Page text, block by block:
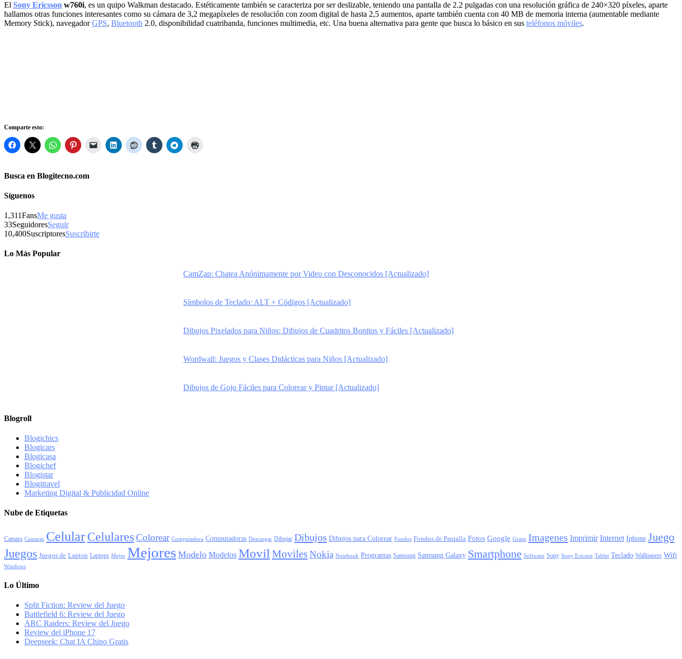
El Sony Ericsson w760i, es un quipo Walkman destacado. Estéticamente también se caracteriza por ser deslizable, teniendo una pantalla de 2.2 pulgadas con una resolución gráfica de 240×320 píxeles, aparte
hallamos otras funciones interesantes como su cámara de 3,2 megapíxeles de resolución con zoom digital de hasta 2,5 aumentos, aparte también cuenta con 40 MB de memoria interna (aumentable mediante
Memory Stick), navegadorGPS, Bluetooth 2.0, disponibilidad cuatribanda, funciones multimedia, etc. Una buena alternativa para gente que busca lo básico en sus teléfonos móviles.
Comparte esto:
Busca en Blogitecno.com
Síguenos
1,311FansMe gusta
33SeguidoresSeguir
10,400SuscriptoresSuscribirte
Lo Más Popular
CamZap: Chatea Anónimamente por Video con Desconocidos [Actualizado]
Símbolos de Teclado: ALT + Códigos [Actualizado]
Dibujos Pixelados para Niños: Dibujos de Cuadritos Bonitos y Fáciles [Actualizado]
Wordwall: Juegos y Clases Didácticas para Niños [Actualizado]
Dibujos de Gojo Fáciles para Colorear y Pintar [Actualizado]
Blogroll
Blogichics
Blogicars
Blogicasa
Blogichef
Blogistar
Blogitravel
Marketing Digital & Publicidad Online
Nube de Etiquetas
Camara Camaras CelularCelularesColorear Computadora Computadoras Descargar Dibujar Dibujos Dibujos para Colorear Fondos Fondos de Pantalla Fotos Google Gratis Imagenes Imprimir Internet Iphone Juego
Juegos Juegos de Laptop Laptops Mejor Mejores Modelo Modelos Movil MovilesNokia Notebook Programas Samsung Samsung Galaxy Smartphone Software Sony Sony Ericson Tablet Teclado Wallpapers Wifi
Windows
Lo Último
Split Fiction: Review del Juego
Battlefield 6: Review del Juego
ARC Raiders: Review del Juego
Review del iPhone 17
Deepseek: Chat IA Chino Gratis